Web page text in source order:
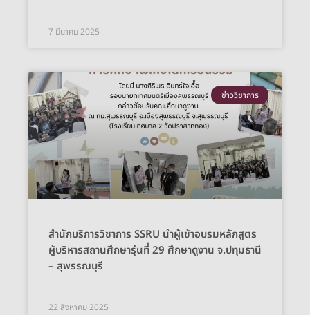
7 มีนาคม 2025
ข่าววิชาการ
สำนักบริการวิชาการ SSRU นำผู้เข้าอบรมหลักสูตร
ผู้บริหารสถานศึกษารุ่นที่ 29 ศึกษาดูงาน จ.ปทุมธานี
– สุพรรณบุรี
22 สิงหาคม 2025